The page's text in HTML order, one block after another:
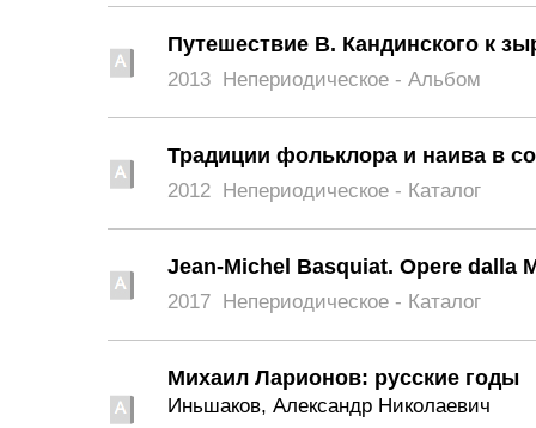
Путешествие В. Кандинского к
2013 Непериодическое - Альбом
Традиции фольклора и наива в
2012 Непериодическое - Каталог
Jean-Michel Basquiat. Opere dalla
2017 Непериодическое - Каталог
Михаил Ларионов: русские годы
Иньшаков, Александр Николаевич